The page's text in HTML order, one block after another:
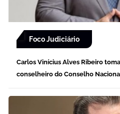
Foco Judiciário
Carlos Vinícius Alves Ribeiro
conselheiro do Conselho